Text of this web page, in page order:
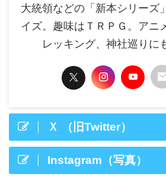
大統領などの「新本シリーズ
イズ。趣味はＴＲＰＧ。アニ
レッキング、神社巡りに
Ｘ （旧Twitter）
Instagram（写真）